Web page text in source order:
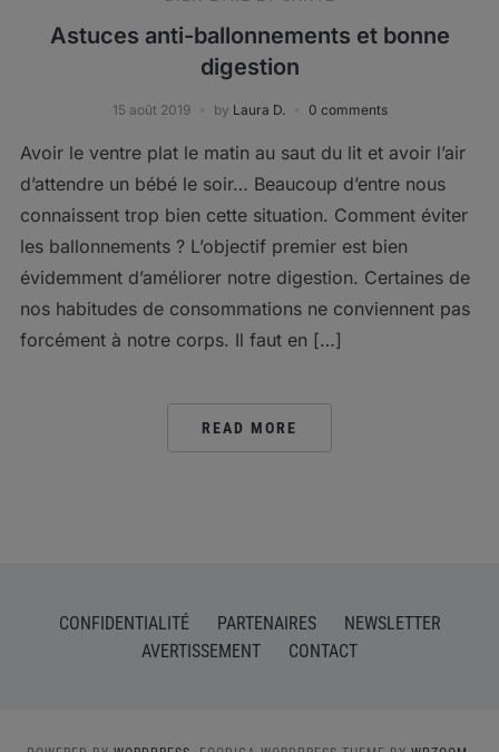
Astuces anti-ballonnements et bonne
digestion
15 août 2019 by Laura D. 0 comments
Avoir le ventre plat le matin au saut du lit et avoir l’air
d’attendre un bébé le soir… Beaucoup d’entre nous
connaissent trop bien cette situation. Comment éviter
les ballonnements ? L’objectif premier est bien
évidemment d’améliorer notre digestion. Certaines de
nos habitudes de consommations ne conviennent pas
forcément à notre corps. Il faut en […]
READ MORE
CONFIDENTIALITÉ PARTENAIRES
NEWSLETTER
AVERTISSEMENT
CONTACT